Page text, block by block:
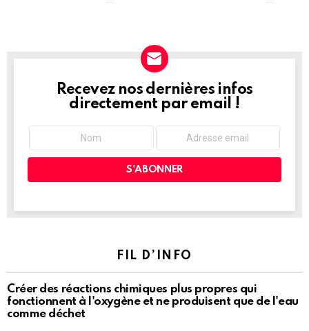
NEWSLETTER
Recevez nos dernières infos
directement par email !
FIL D’INFO
Créer des réactions chimiques plus propres qui
fonctionnent à l'oxygène et ne produisent que de l'eau
comme déchet